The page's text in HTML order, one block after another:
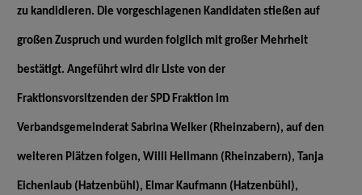
zu kandidieren. Die vorgeschlagenen Kandidaten stießen auf
großen Zuspruch und wurden folglich mit großer Mehrheit
bestätigt. Angeführt wird dir Liste von der
Fraktionsvorsitzenden der SPD Fraktion im
Verbandsgemeinderat Sabrina Welker (Rheinzabern), auf den
weiteren Plätzen folgen, Willi Hellmann (Rheinzabern), Tanja
Eichenlaub (Hatzenbühl), Elmar Kaufmann (Hatzenbühl),